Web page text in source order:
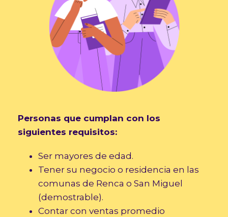
Personas que cumplan con los
siguientes requisitos:
Ser mayores de edad.
Tener su negocio o residencia en las
comunas de Renca o San Miguel
(demostrable).
Contar con ventas promedio